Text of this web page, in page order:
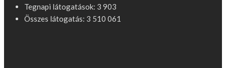
Tegnapi látogatások: 3 903
Összes látogatás: 3 510 061